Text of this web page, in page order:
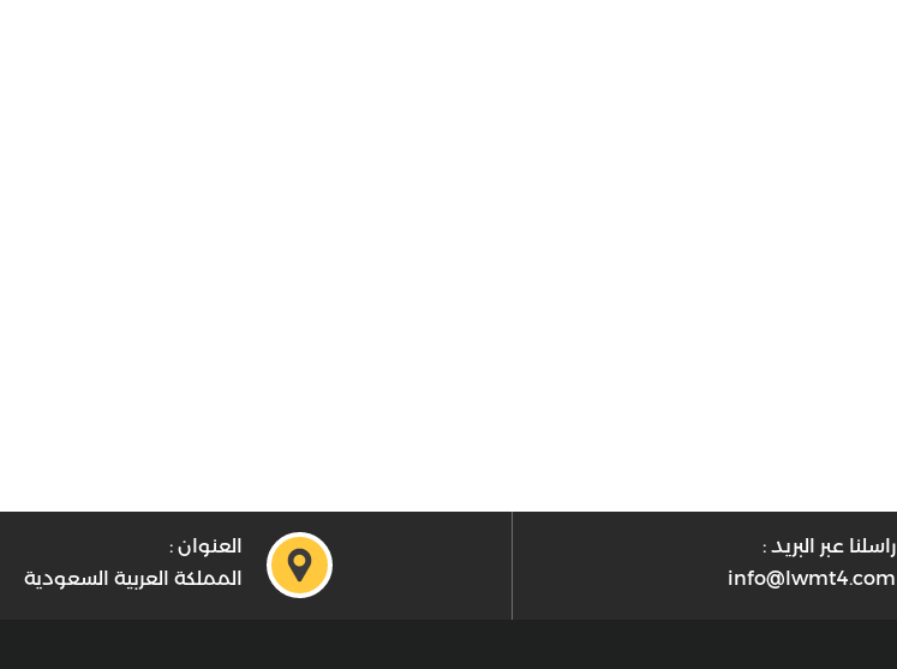
راسلنا عبر البريد :
info@lwmt4.com
العنوان :
المملكة العربية السعودية